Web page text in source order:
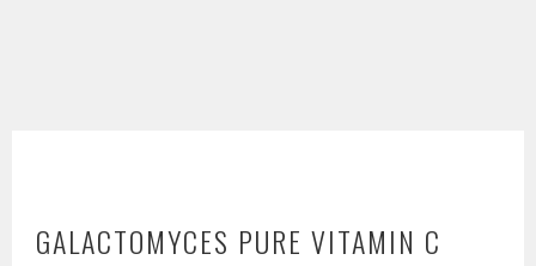
GALACTOMYCES PURE VITAMIN C